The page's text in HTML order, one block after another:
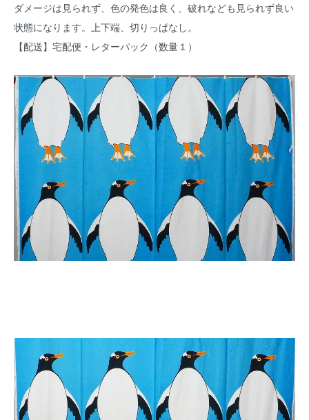
ダメージは見られず、色の発色は良く、破れなども見られず良い
状態になります。上下端、切りっぱなし。
【配送】宅配便・レターパック（数量１）